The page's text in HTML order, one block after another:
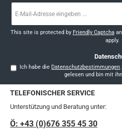
Mail-
*
This site is protected by Friendly Captcha
apply.
Ich habe die Datenschutzbestimmungen
gelesen und bin mit
TELEFONISCHER SERVICE
Unterstützung und Beratung unter:
Ö: +43 (0)676 355 45 30